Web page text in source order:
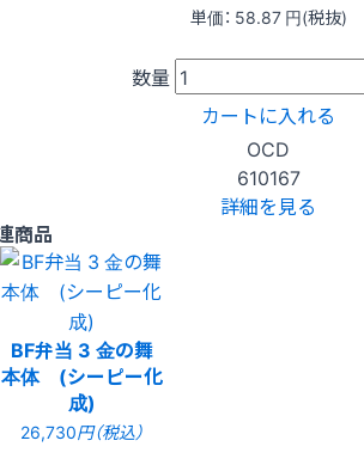
単価： 58.87 円(税抜)
数量
カートに入れる
OCD
610167
詳細を見る
商品
BF弁当 3 金の舞
本体 (シーピー化
成)
26,730円（税込）